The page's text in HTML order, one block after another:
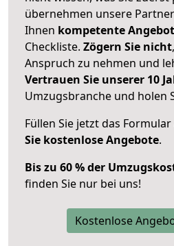
übernehmen unsere
Ihnen kompetente
Checkliste. Zögern Sie nicht
Anspruch zu nehmen und
Vertrauen Sie unserer 10
Umzugsbranche und holen
Füllen Sie jetzt das
Sie kostenlose Angebote.
Bis zu 60 % der
finden Sie nur bei uns!
Kostenlose